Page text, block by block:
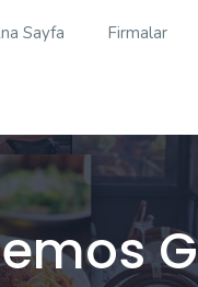
Sayfa Firmalar